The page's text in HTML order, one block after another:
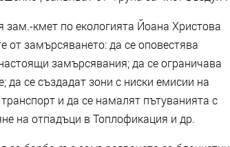
кмет по екологията Йоана Христова
от замърсяването: да се оповестява
замърсявания; да се ограничава
се създадат зони с ниски емисии на
и да се намалят пътуванията с
на отпадъци в Топлофикация и др.